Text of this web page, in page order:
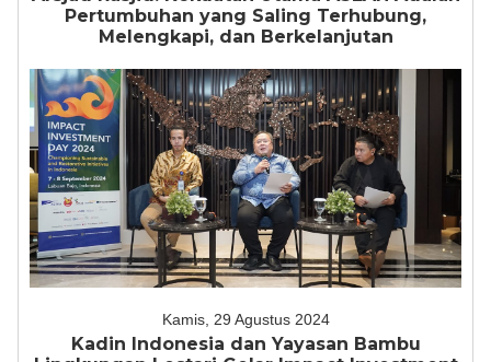
Pertumbuhan yang Saling Terhubung,
Melengkapi, dan Berkelanjutan
Kamis, 29 Agustus 2024
Kadin Indonesia dan Yayasan Bambu